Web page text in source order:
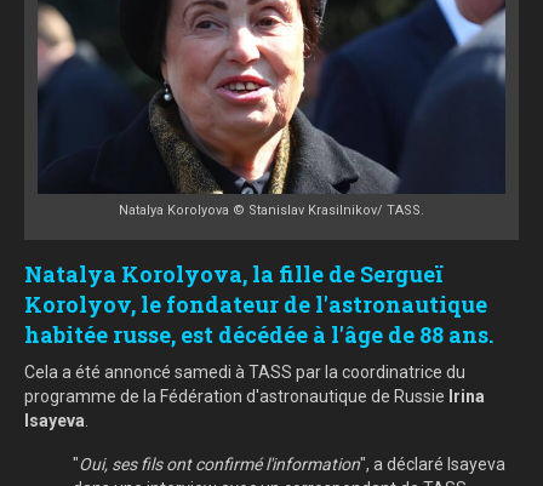
Natalya Korolyova © Stanislav Krasilnikov/ TASS.
Natalya Korolyova, la fille de Sergueï
Korolyov, le fondateur de l'astronautique
habitée russe, est décédée à l'âge de 88 ans.
Cela a été annoncé samedi à TASS par la coordinatrice du
programme de la Fédération d'astronautique de Russie Irina
Isayeva
"Oui, ses fils ont confirmé l'information", a déclaré Isayeva